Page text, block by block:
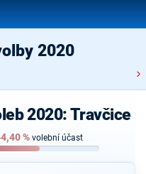
2020
2020: Travčice
% volební účast